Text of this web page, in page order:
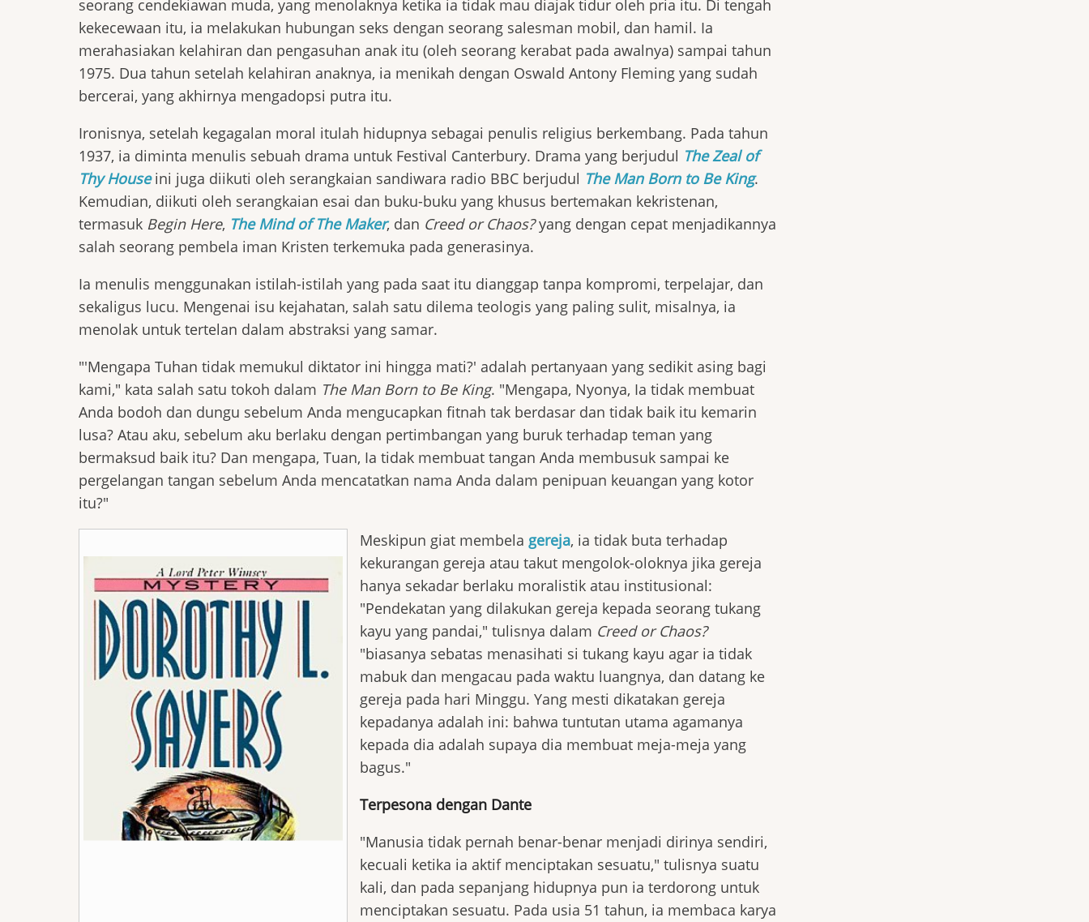
seorang cendekiawan muda, yang menolaknya ketika ia tidak mau diajak tidur oleh pria itu. Di tengah
kekecewaan itu, ia melakukan hubungan seks dengan seorang salesman mobil, dan hamil. Ia
merahasiakan kelahiran dan pengasuhan anak itu (oleh seorang kerabat pada awalnya) sampai tahun
1975. Dua tahun setelah kelahiran anaknya, ia menikah dengan Oswald Antony Fleming yang sudah
bercerai, yang akhirnya mengadopsi putra itu.
Ironisnya, setelah kegagalan moral itulah hidupnya sebagai penulis religius berkembang. Pada tahun
1937, ia diminta menulis sebuah drama untuk Festival Canterbury. Drama yang berjudul The Zeal of
Thy Houseini juga diikuti oleh serangkaian sandiwara radio BBC berjudul The Man Born to Be King.
Kemudian, diikuti oleh serangkaian esai dan buku-buku yang khusus bertemakan kekristenan,
termasuk Begin Here, The Mind of The Maker, dan Creed or Chaos?yang dengan cepat menjadikannya
salah seorang pembela iman Kristen terkemuka pada generasinya.
Ia menulis menggunakan istilah-istilah yang pada saat itu dianggap tanpa kompromi, terpelajar, dan
sekaligus lucu. Mengenai isu kejahatan, salah satu dilema teologis yang paling sulit, misalnya, ia
menolak untuk tertelan dalam abstraksi yang samar.
"'Mengapa Tuhan tidak memukul diktator ini hingga mati?' adalah pertanyaan yang sedikit asing bagi
kami," kata salah satu tokoh dalam The Man Born to Be King. "Mengapa, Nyonya, Ia tidak membuat
Anda bodoh dan dungu sebelum Anda mengucapkan fitnah tak berdasar dan tidak baik itu kemarin
lusa? Atau aku, sebelum aku berlaku dengan pertimbangan yang buruk terhadap teman yang
bermaksud baik itu? Dan mengapa, Tuan, Ia tidak membuat tangan Anda membusuk sampai ke
pergelangan tangan sebelum Anda mencatatkan nama Anda dalam penipuan keuangan yang kotor
itu?"
Meskipun giat membela gereja, ia tidak buta terhadap
kekurangan gereja atau takut mengolok-oloknya jika gereja
hanya sekadar berlaku moralistik atau institusional:
"Pendekatan yang dilakukan gereja kepada seorang tukang
kayu yang pandai," tulisnya dalam Creed or Chaos?
"biasanya sebatas menasihati si tukang kayu agar ia tidak
mabuk dan mengacau pada waktu luangnya, dan datang ke
gereja pada hari Minggu. Yang mesti dikatakan gereja
kepadanya adalah ini: bahwa tuntutan utama agamanya
kepada dia adalah supaya dia membuat meja-meja yang
bagus."
Terpesona dengan Dante
"Manusia tidak pernah benar-benar menjadi dirinya sendiri,
kecuali ketika ia aktif menciptakan sesuatu," tulisnya suatu
kali, dan pada sepanjang hidupnya pun ia terdorong untuk
menciptakan sesuatu. Pada usia 51 tahun, ia membaca karya